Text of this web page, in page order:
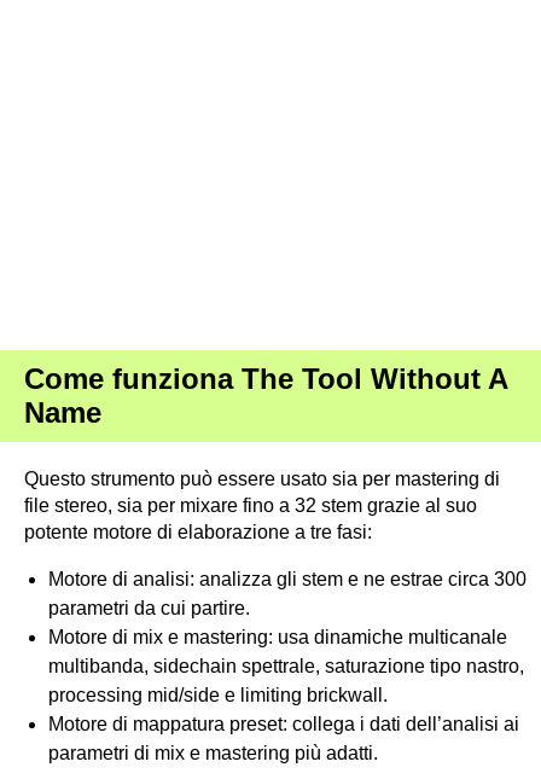
Come funziona The Tool Without A
Name
Questo strumento può essere usato sia per mastering di
file stereo, sia per mixare fino a 32 stem grazie al suo
potente motore di elaborazione a tre fasi:
Motore di analisi: analizza gli stem e ne estrae circa 300
parametri da cui partire.
Motore di mix e mastering: usa dinamiche multicanale
multibanda, sidechain spettrale, saturazione tipo nastro,
processing mid/side e limiting brickwall.
Motore di mappatura preset: collega i dati dell’analisi ai
parametri di mix e mastering più adatti.